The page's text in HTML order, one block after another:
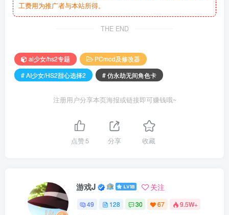
工费用为推广者与本站所得。
THE END
ai少女/hs2专题
PCmod及修改器
# AI少女/HS2甜心选择2
# 仿永劫无间角色卡
注册用户分享本页海报或链接即可赚钱哦~
点赞5 分享 收藏
游戏J 关注
49 128 30 67 9.5W+